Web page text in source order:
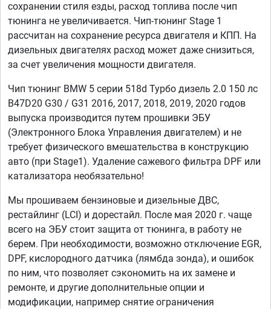
сохранении стиля езды, расход топлива после чип
тюнинга не увеличивается. Чип-тюнинг Stage 1
рассчитан на сохранение ресурса двигателя и КПП. На
дизельных двигателях расход может даже снизиться,
за счет увеличения мощности двигателя.
Чип тюнинг BMW 5 серии 518d Турбо дизель 2.0 150 лс
B47D20 G30 / G31 2016, 2017, 2018, 2019, 2020 годов
выпуска производится путем прошивки ЭБУ
(Электронного Блока Управления двигателем) и не
требует физического вмешательства в конструкцию
авто (при Stage1). Удаление сажевого фильтра DPF или
катализатора необязательно!
Мы прошиваем бензиновые и дизельные ДВС,
рестайлинг (LCI) и дорестайл. После мая 2020 г. чаще
всего на ЭБУ стоит защита от тюнинга, в работу не
берем. При необходимости, возможно отключение EGR,
DPF, кислородного датчика (лямбда зонда), и ошибок
по ним, что позволяет сэкономить на их замене и
ремонте, и другие дополнительные опции и
модификации, например снятие ограничения